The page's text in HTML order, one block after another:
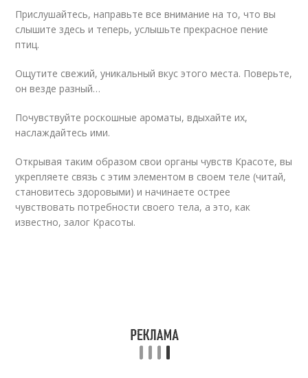
Прислушайтесь, направьте все внимание на то, что вы
слышите здесь и теперь, услышьте прекрасное пение
птиц.
Ощутите свежий, уникальный вкус этого места. Поверьте,
он везде разный…
Почувствуйте роскошные ароматы, вдыхайте их,
наслаждайтесь ими.
Открывая таким образом свои органы чувств Красоте, вы
укрепляете связь с этим элементом в своем теле (читай,
становитесь здоровыми) и начинаете острее
чувствовать потребности своего тела, а это, как
известно, залог Красоты.